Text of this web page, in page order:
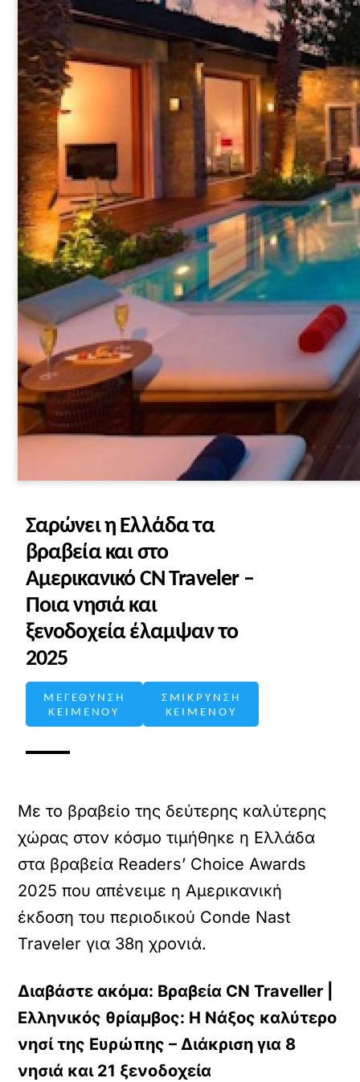
Σαρώνει η Ελλάδα τα
βραβεία και στο
Αμερικανικό CN Traveler –
Ποια νησιά και
ξενοδοχεία έλαμψαν το
2025
ΜΕΓΕΘΥΝΣΗ
ΚΕΙΜΕΝΟΥ
ΣΜΙΚΡΥΝΣΗ
ΚΕΙΜΕΝΟΥ
Με το βραβείο της δεύτερης καλύτερης
χώρας στον κόσμο τιμήθηκε η Ελλάδα
στα βραβεία Readers’ Choice Awards
2025 που απένειμε η Αμερικανική
έκδοση του περιοδικού Conde Nast
Traveler για 38η χρονιά.
Διαβάστε ακόμα: Βραβεία CN Traveller |
Ελληνικός θρίαμβος: Η Νάξος καλύτερο
νησί της Ευρώπης – Διάκριση για 8
νησιά και 21 ξενοδοχεία